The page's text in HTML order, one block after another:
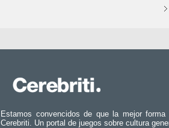
Estamos convencidos de que la mejor
Cerebriti. Un portal de juegos sobre cultura